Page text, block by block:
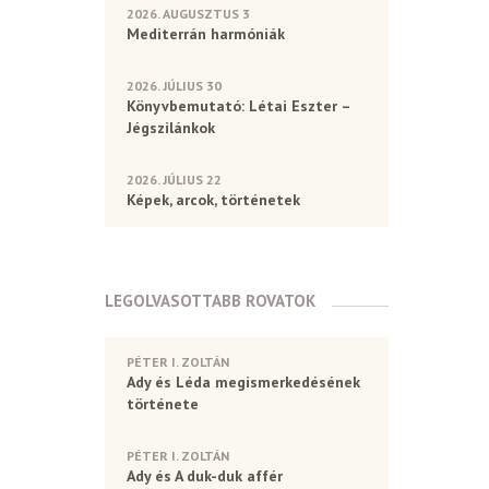
2026. AUGUSZTUS 3
Mediterrán harmóniák
2026. JÚLIUS 30
Könyvbemutató: Létai Eszter –
Jégszilánkok
2026. JÚLIUS 22
Képek, arcok, történetek
LEGOLVASOTTABB ROVATOK
PÉTER I. ZOLTÁN
Ady és Léda megismerkedésének
története
PÉTER I. ZOLTÁN
Ady és A duk-duk affér